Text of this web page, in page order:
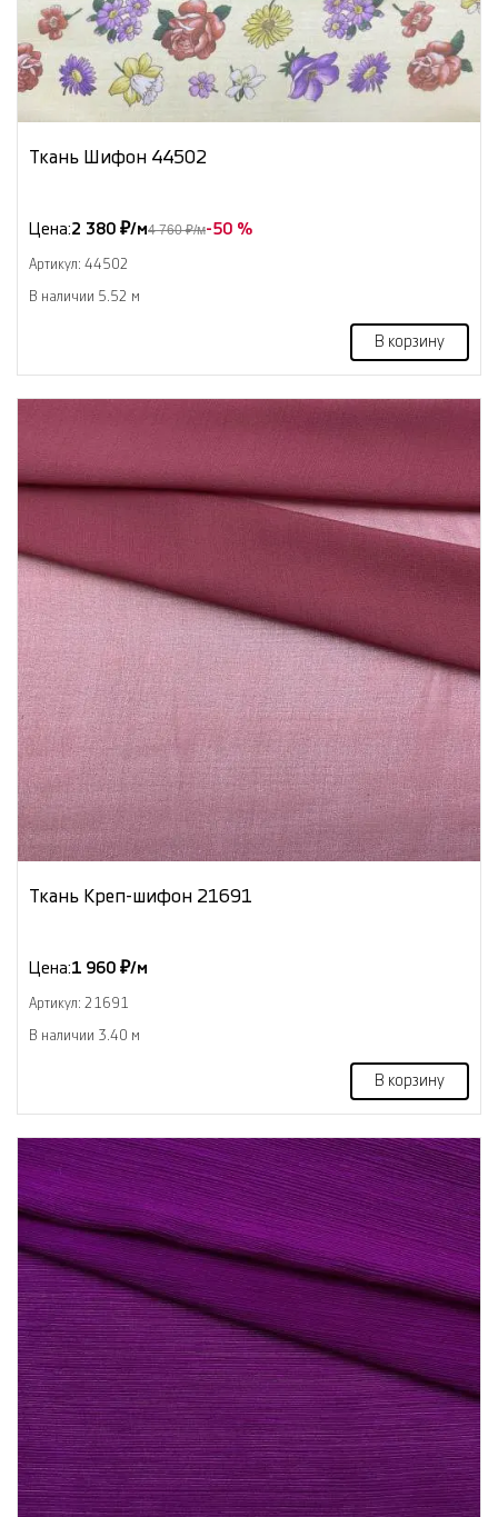
Ткань Шифон 44502
Цена:2 380 ₽/м4 760 ₽/м-50 %
Артикул: 44502
В наличии 5.52 м
В корзину
Ткань Креп-шифон 21691
Цена:1 960 ₽/м
Артикул: 21691
В наличии 3.40 м
В корзину